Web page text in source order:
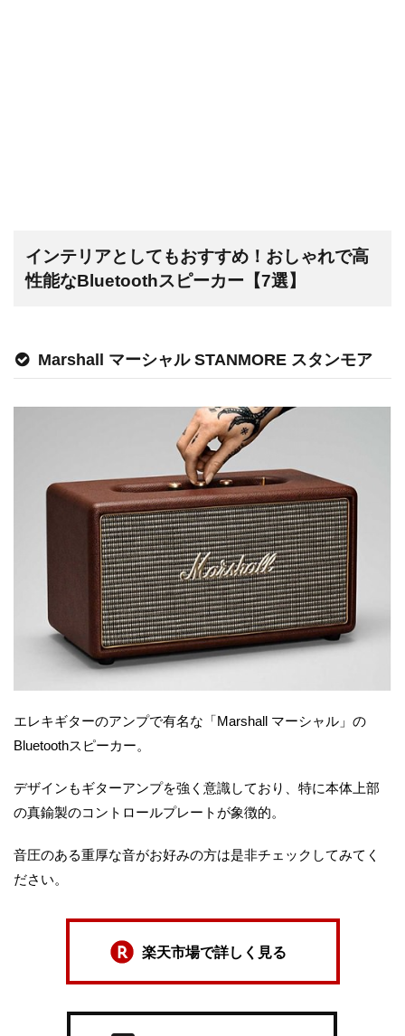
インテリアとしてもおすすめ！おしゃれで高
性能なBluetoothスピーカー【7選】
Marshall マーシャル STANMORE スタンモア
エレキギターのアンプで有名な「Marshall マーシャル」の
Bluetoothスピーカー。
デザインもギターアンプを強く意識しており、特に本体上部
の真鍮製のコントロールプレートが象徴的。
音圧のある重厚な音がお好みの方は是非チェックしてみてく
ださい。
楽天市場で詳しく見る